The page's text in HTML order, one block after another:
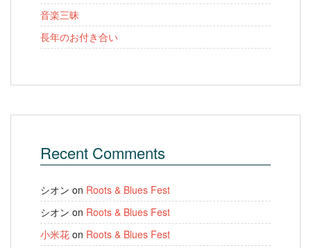
音楽三昧
長年のお付き合い
Recent Comments
シオン on Roots & Blues Fest
シオン on Roots & Blues Fest
小米花 on Roots & Blues Fest